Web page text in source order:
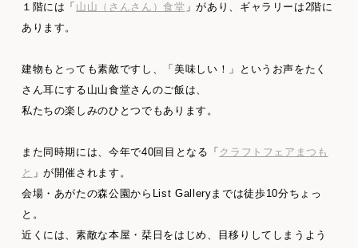
１階には「 山山（さんさん）食堂 」があり、ギャラリーは2階に
あります。
建物もとっても素敵ですし、「美味しい！」というお声をたく
さん耳にする山山食堂さんのご飯は、
私たちの楽しみのひとつでもあります。
また同時期には、今年で40回目となる「 クラフトフェアまつも
と 」が開催されます。
会場・あがたの森公園からList Galleryまでは徒歩10分ちょっ
と。
近くには、素敵な本屋・栞日をはじめ、目移りしてしまうよう